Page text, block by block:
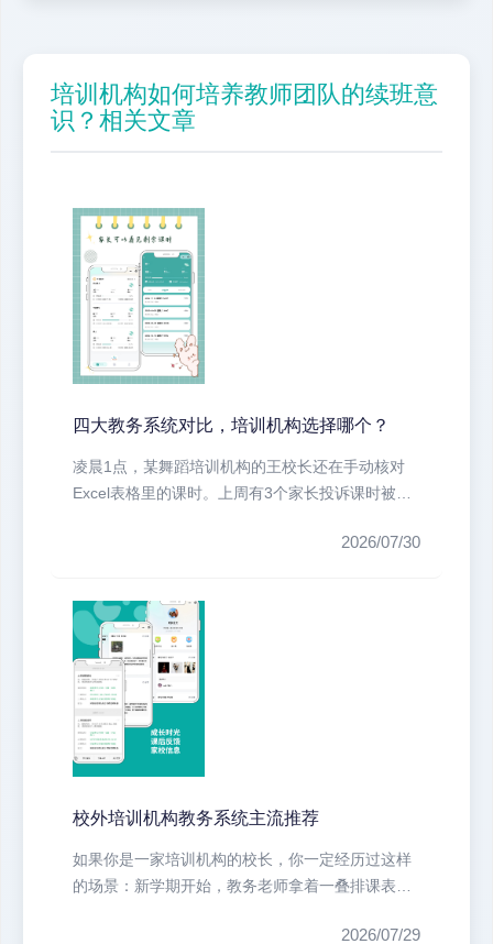
培训机构如何培养教师团队的续班意
识？相关文章
四大教务系统对比，培训机构选择哪个？
凌晨1点，某舞蹈培训机构的王校长还在手动核对
Excel表格里的课时。上周有3个家长投诉课时被多
2026/07/30
校外培训机构教务系统主流推荐
如果你是一家培训机构的校长，你一定经历过这样
的场景：新学期开始，教务老师拿着一叠排课表，
2026/07/29